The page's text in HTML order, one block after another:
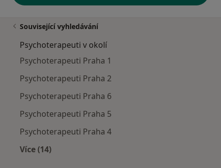
Související vyhledávání
Psychoterapeuti v okolí
Psychoterapeuti Praha 1
Psychoterapeuti Praha 2
Psychoterapeuti Praha 6
Psychoterapeuti Praha 5
Psychoterapeuti Praha 4
Více (14)